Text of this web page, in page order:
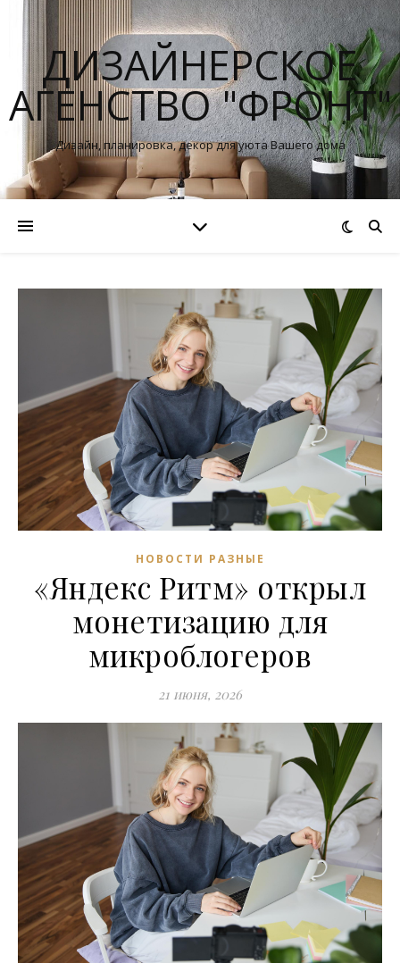
ДИЗАЙНЕРСКОЕ
АГЕНСТВО "ФРОНТ"
Дизайн, планировка, декор для уюта Вашего дома
НОВОСТИ РАЗНЫЕ
«Яндекс Ритм» открыл
монетизацию для
микроблогеров
21 июня, 2026